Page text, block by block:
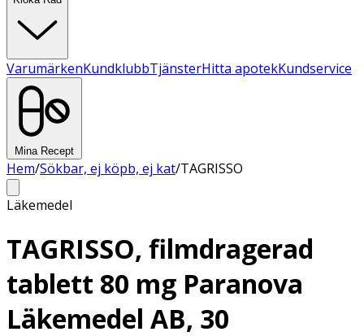
VarumärkenKundklubbTjänsterHitta apotekKundservice
Mina Recept
Hem/Sökbar, ej köpb, ej kat/TAGRISSO
Läkemedel
TAGRISSO, filmdragerad
tablett 80 mg Paranova
Läkemedel AB, 30